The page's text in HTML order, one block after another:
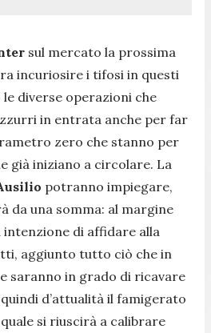
sul mercato la prossima
incuriosire i tifosi in questi
diverse operazioni che
in entrata anche per far
zero che stanno per
già iniziano a circolare. La
potranno impiegare,
da una somma: al margine
di affidare alla
aggiunto tutto ciò che in
saranno in grado di ricavare
d’attualità il famigerato
quale si riuscirà a calibrare